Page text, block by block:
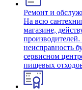
Ремонт и
На всю
магазине,
неисправность
сервисном
пищевых